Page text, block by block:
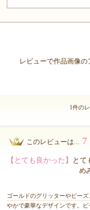
レビューで作品画像
1件の
このレビューは... 7
【とても良かった】 とて
め
ゴールドのグリッターやビー
やかで豪華なデザインです。